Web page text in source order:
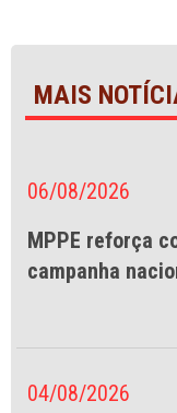
MAIS
06/08/2026
MPPE reforça
campanha
04/08/2026